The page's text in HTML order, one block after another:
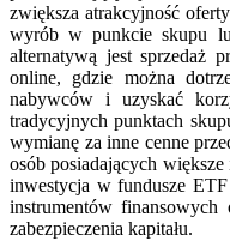
zwiększa atrakcyjność
wyrób w punkcie skupu
alternatywą jest sprzedaż
online, gdzie można
nabywców i uzyskać
tradycyjnych punktach
wymianę za inne cenne
osób posiadających
inwestycja w fundusze
instrumentów
zabezpieczenia kapitału.